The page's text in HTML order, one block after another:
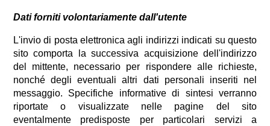
Dati forniti volontariamente dall'utente
L'invio di posta elettronica agli indirizzi indicati su questo
sito comporta la successiva acquisizione dell'indirizzo
del mittente, necessario per rispondere alle richieste,
nonché degli eventuali altri dati personali inseriti nel
messaggio. Specifiche informative di sintesi verranno
riportate o visualizzate nelle pagine del sito
eventalmente predisposte per particolari servizi a